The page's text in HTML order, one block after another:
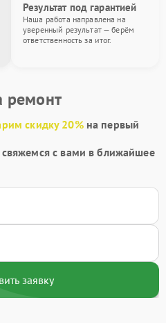
Результат под гарантией
Наша работа направлена на
уверенный результат — берём
ответственность за итог.
ремонт
скидку 20%на первый
с вами в ближайшее
заявку